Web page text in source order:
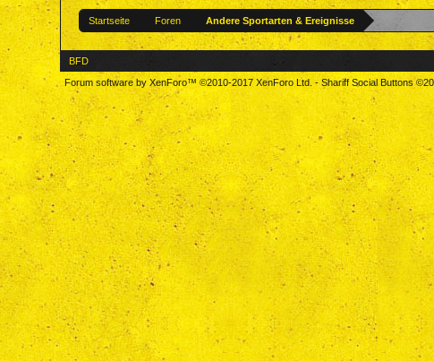
Startseite Foren Andere Sportarten & Ereignisse
BFD
Forum software by XenForo™©2010-2017 XenForo Ltd. -Shariff Social Buttons